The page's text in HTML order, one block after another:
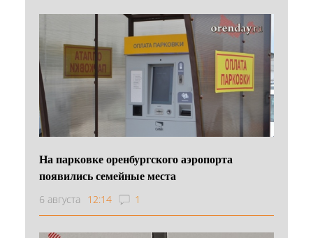
На парковке оренбургского аэропорта
появились семейные места
6 августа 12:14 1